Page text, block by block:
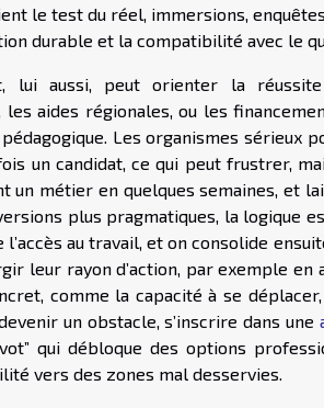
le test du réel, immersions,
durable et la compatibilité avec le
lui aussi, peut orienter la
les aides régionales, ou les
Les organismes sérieux
un candidat, ce qui peut frustrer,
un métier en quelques semaines, et
plus pragmatiques, la logique
l’accès au travail, et on consolide
leur rayon d’action, par exemple
comme la capacité à se
un obstacle, s’inscrire dans une
qui débloque des options
vers des zones mal desservies.